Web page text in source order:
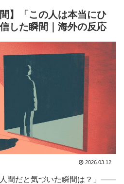
】「この人は本当にひ
した瞬間｜海外の反応
2026.03.12
人間だと気づいた瞬間は？」——